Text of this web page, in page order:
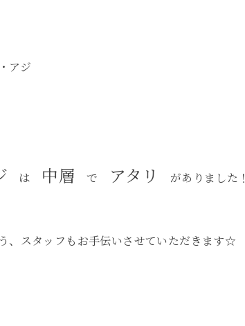
アジ
は 中層 で アタリ がありました！
、スタッフもお手伝いさせていただきます☆